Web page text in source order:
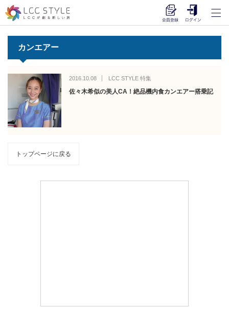
カンエアー
2016.10.08 LCC STYLE 特集
佐々木希似の美人CA！絶品機内食カンエアー搭乗記
トップページに戻る